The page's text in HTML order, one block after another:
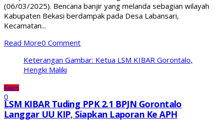
(06/03/2025). Bencana banjir yang melanda sebagian wilayah
Kabupaten Bekasi berdampak pada Desa Labansari,
Kecamatan...
Read More0 Comment
Keterangan Gambar: Ketua LSM KIBAR Gorontalo,
Hengki Maliki
Ragam
0
LSM KIBAR Tuding PPK 2.1 BPJN Gorontalo
Langgar UU KIP, Siapkan Laporan Ke APH